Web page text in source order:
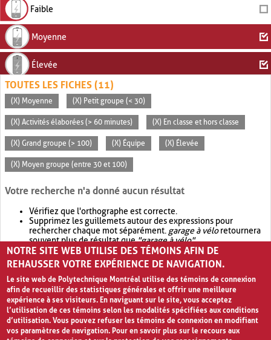
Faible
Moyenne
Élevée
TOUTES LES FICHES (11)
(X) Moyenne (X) Petit groupe (< 30)
(X) Activités élaborées (> 60 minutes) (X) En classe et hors classe
(X) Grand groupe (> 100) (X) Équipe (X) Élevée
(X) Moyen groupe (entre 30 et 100)
Votre recherche n'a donné aucun résultat
Vérifiez que l'orthographe est correcte.
Supprimez les guillemets autour des expressions pour
rechercher chaque mot séparément. garage à véloretournera
souvent plus de résultat que"garage à vélo".
Envisagez d'élargir votre recherche avec OR.garage OR vélo
retournera souvent plus de résultat quegarage à vélo
NOTRE SITE WEB UTILISE DES TÉMOINS AFIN DE
REHAUSSER VOTRE EXPÉRIENCE DE NAVIGATION.
Le site web de Polytechnique Montréal utilise des témoins de connexion
afin de recueillir des statistiques générales et offrir une meilleure
expérience à ses visiteurs. En naviguant sur le site, vous acceptez
l’utilisation de ces témoins selon les modalités spécifiées aux conditions
d’utilisation. Vous pouvez refuser les témoins de connexion en modifiant
vos paramètres de navigation. Pour en savoir plus sur le recours aux